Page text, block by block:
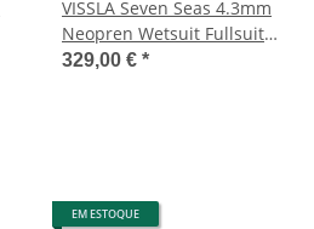
VISSLA Seven Seas 4.3mm
Neopren Wetsuit Fullsuit
mit Chest Zip in preto â€“
329,00 € *
EM ESTOQUE